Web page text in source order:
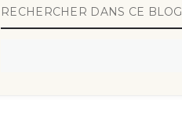
RECHERCHER DANS CE BLOG